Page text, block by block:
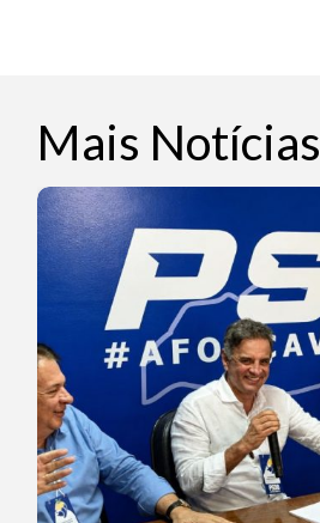
Mais Notícias